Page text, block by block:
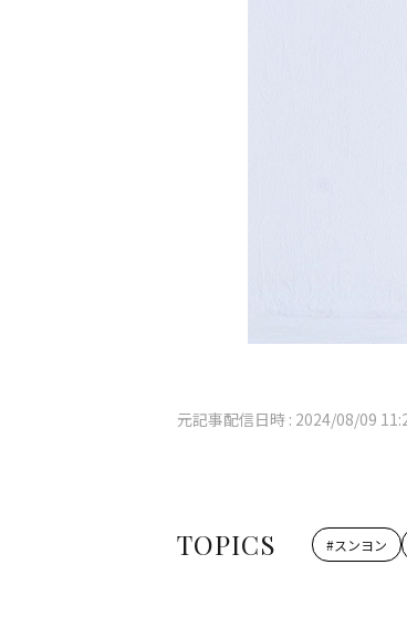
元記事配信日時 : 2024/08/09
TOPICS #スンヨン